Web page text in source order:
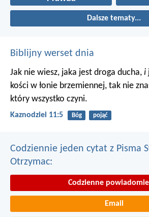
Dalsze tematy...
Biblijny werset dnia
Jak nie wiesz, jaka jest droga ducha, i
kości w łonie brzemiennej, tak nie
który wszystko czyni.
Kaznodziei 11:5 Bóg pojąć
Codziennie jeden cytat z Pisma
Otrzymac:
Codzienne
Email